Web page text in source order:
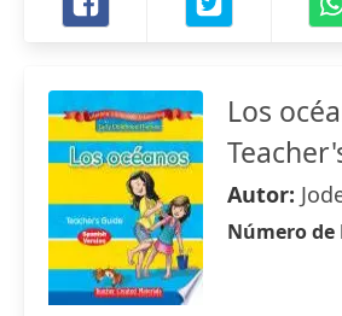
Los
Autor:
Número de